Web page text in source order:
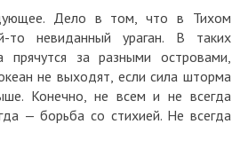
Дело в том, что в Тихом
то невиданный ураган. В таких
прячутся за разными островами,
не выходят, если сила шторма
Конечно, не всем и не всегда
— борьба со стихией. Не всегда